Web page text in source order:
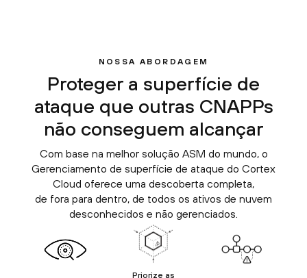
NOSSA ABORDAGEM
Proteger a superfície de
ataque que outras CNAPPs
não conseguem alcançar
Com base na melhor solução ASM do mundo, o
Gerenciamento de superfície de ataque do Cortex
Cloud oferece uma descoberta completa,
de fora para dentro, de todos os ativos de nuvem
desconhecidos e não gerenciados.
Priorize as